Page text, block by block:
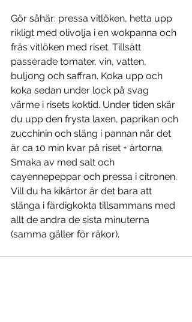
Gör såhär: pressa vitlöken, hetta upp
rikligt med olivolja i en wokpanna och
fräs vitlöken med riset. Tillsätt
passerade tomater, vin, vatten,
buljong och saffran. Koka upp och
koka sedan under lock på svag
värme i risets koktid. Under tiden skär
du upp den frysta laxen, paprikan och
zucchinin och släng i pannan när det
är ca 10 min kvar på riset + ärtorna.
Smaka av med salt och
cayennepeppar och pressa i citronen.
Vill du ha kikärtor är det bara att
slänga i färdigkokta tillsammans med
allt de andra de sista minuterna
(samma gäller för räkor).